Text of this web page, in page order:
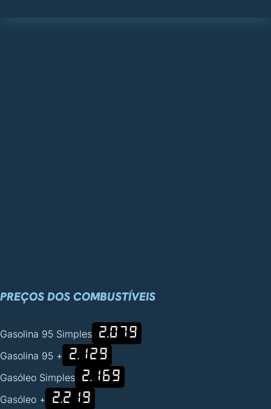
PREÇOS DOS COMBUSTÍVEIS
Gasolina 95 Simples 2.079
Gasolina 95 + 2.129
Gasóleo Simples 2.169
Gasóleo + 2.219